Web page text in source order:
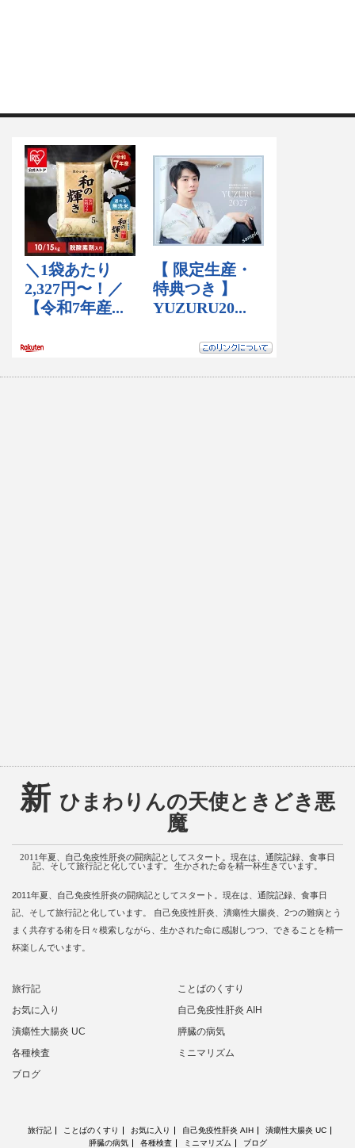
新 ひまわりんの天使ときどき悪
魔
2011年夏、自己免疫性肝炎の闘病記としてスタート。現在は、通院記録、食事日
記、そして旅行記と化しています。 生かされた命を精一杯生きています。
2011年夏、自己免疫性肝炎の闘病記としてスタート。現在は、通院記録、食事日
記、そして旅行記と化しています。 自己免疫性肝炎、潰瘍性大腸炎、2つの難病とう
まく共存する術を日々模索しながら、生かされた命に感謝しつつ、できることを精一
杯楽しんでいます。
旅行記
ことばのくすり
お気に入り
自己免疫性肝炎 AIH
潰瘍性大腸炎 UC
膵臓の病気
各種検査
ミニマリズム
ブログ
旅行記 ことばのくすり お気に入り 自己免疫性肝炎 AIH
潰瘍性大腸炎 UC
膵臓の病気
各種検査 ミニマリズム ブログ